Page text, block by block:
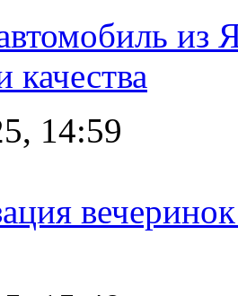
из
качества
14:59